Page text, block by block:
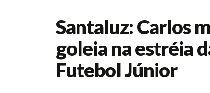
Santaluz: Carlos
goleia na estréia
Futebol Júnior